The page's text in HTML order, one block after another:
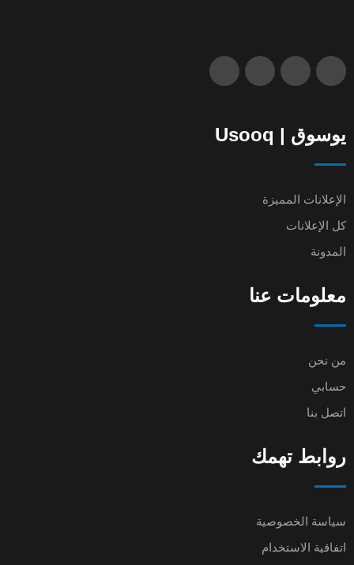
يوسوق | Usooq
الإعلانات المميزة
كل الإعلانات
المدونة
معلومات عنا
من نحن
حسابي
اتصل بنا
روابط تهمك
سياسة الخصوصية
اتفاقية الاستخدام